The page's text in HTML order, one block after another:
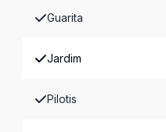
Guarita
Jardim
Pilotis